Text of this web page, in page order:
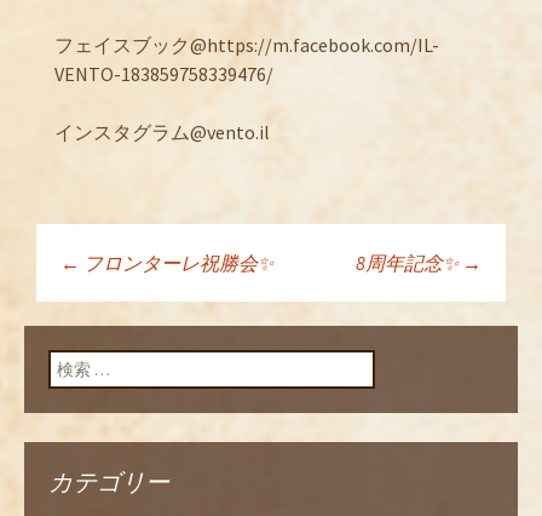
フェイスブック@https://m.facebook.com/IL-
VENTO-183859758339476/
インスタグラム@vento.il
投稿ナビゲーショ
ン
← フロンターレ祝勝会✨ 8周年記念✨ →
検索:
カテゴリー